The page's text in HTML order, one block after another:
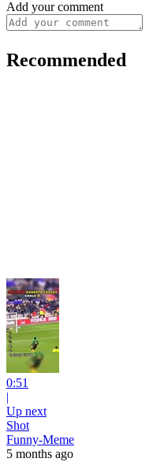
Add your comment
Recommended
0:51
|
Up next
Shot
Funny-Meme
5 months ago